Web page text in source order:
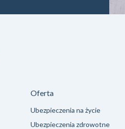
Oferta
Ubezpieczenia na życie
Ubezpieczenia zdrowotne